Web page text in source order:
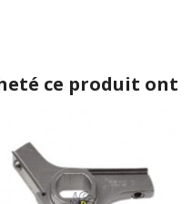
ce produit ont